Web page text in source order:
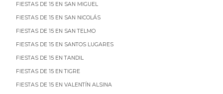
FIESTAS DE 15 EN SAN MIGUEL
FIESTAS DE 15 EN SAN NICOLÁS
FIESTAS DE 15 EN SAN TELMO
FIESTAS DE 15 EN SANTOS LUGARES
FIESTAS DE 15 EN TANDIL
FIESTAS DE 15 EN TIGRE
FIESTAS DE 15 EN VALENTÍN ALSINA